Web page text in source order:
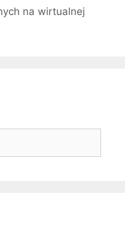
na wirtualnej